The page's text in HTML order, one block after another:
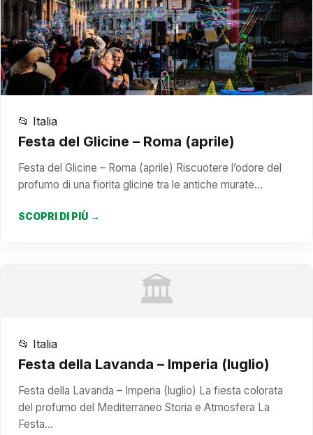
📂 Italia
Festa del Glicine – Roma (aprile)
Festa del Glicine – Roma (aprile) Riscuotere l’odore del
profumo di una fiorita glicine tra le antiche murate…
SCOPRI DI PIÙ →
🏛️
📂 Italia
Festa della Lavanda – Imperia (luglio)
Festa della Lavanda – Imperia (luglio) La fiesta colorata
del profumo del Mediterraneo Storia e Atmosfera La
Festa…